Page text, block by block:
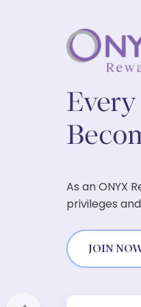
As an ONYX
privileges
JOIN